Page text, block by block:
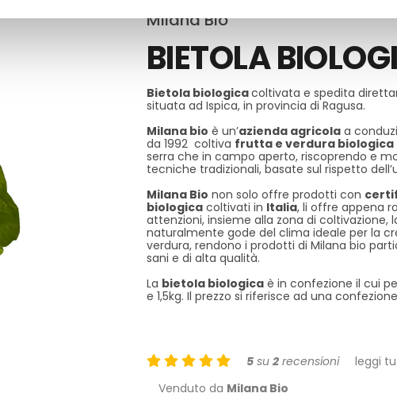
Milana Bio
BIETOLA
Bietola biologicacoltivata e spedita
situata ad Ispica, in provincia di Ragusa.
Milana bio è un’azienda agricola a
da 1992 coltiva frutta e verdura
serra che in campo aperto, riscoprendo e
tecniche tradizionali, basate sul rispetto
Milana Bio non solo offre prodotti con
biologica coltivati in Italia, li offre appena
attenzioni, insieme alla zona di coltivazione,
naturalmente gode del clima ideale per la
verdura, rendono i prodotti di Milana bio
sani e di alta qualità.
La bietola biologica è in confezione il cui
e 1,5kg. Il prezzo si riferisce ad una
5 su 2 recensioni
leggi
Venduto da Milana Bio